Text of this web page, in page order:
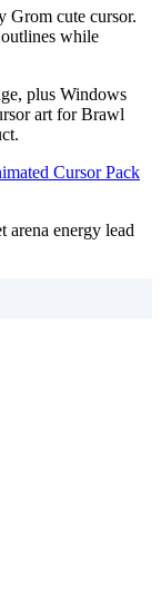
Grom cute cursor.
while
plus Windows
art for Brawl
Cursor Pack
energy lead